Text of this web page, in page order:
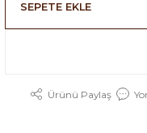
SEPETE EKLE
Ürünü Paylaş